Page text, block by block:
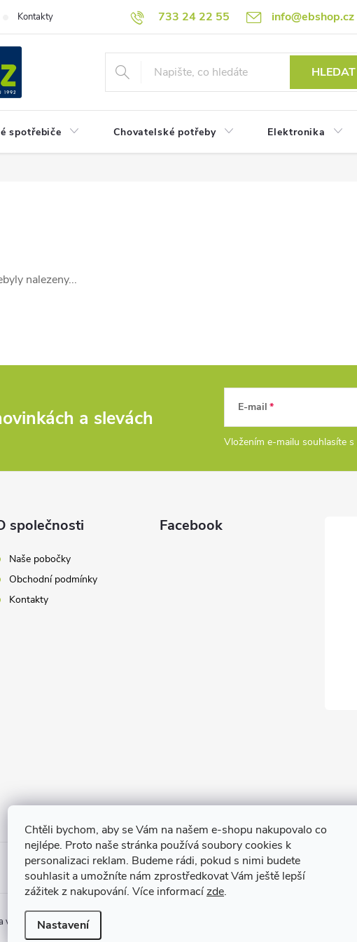
Chtěli bychom, aby se Vám na našem e-shopu nakupovalo co
nejlépe. Proto naše stránka používá soubory cookies k
personalizaci reklam. Budeme rádi, pokud s nimi budete
souhlasit a umožníte nám zprostředkovat Vám ještě lepší
zážitek z nakupování. Více informacízde.
Nastavení
733 24 22 55 info@ebshop.cz
Kontakty
HLEDAT
spotřebiče Chovatelské potřeby Elektronika
nalezeny...
a slevách E-mail
Vložením e-mailu souhlasíte s
společnosti
Naše pobočky
Obchodní podmínky
Kontakty
Facebook
vyhrazena.